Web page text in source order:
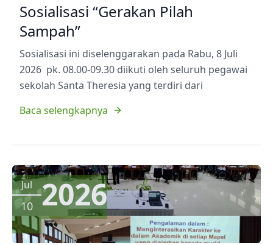
Sosialisasi “Gerakan Pilah
Sampah”
Sosialisasi ini diselenggarakan pada Rabu, 8 Juli
2026 pk. 08.00-09.30 diikuti oleh seluruh pegawai
sekolah Santa Theresia yang terdiri dari
Baca selengkapnya
Jul
10 2026